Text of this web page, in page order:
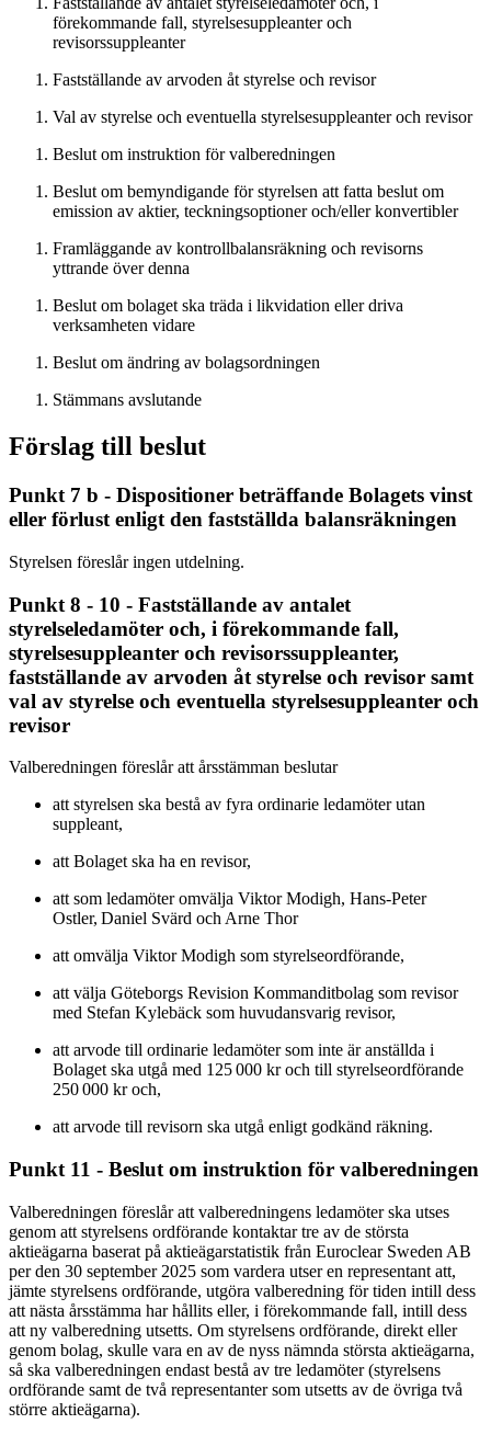
förekommande fall, styrelsesuppleanter och
revisorssuppleanter
Fastställande av arvoden åt styrelse och revisor
Val av styrelse och eventuella styrelsesuppleanter och revisor
Beslut om instruktion för valberedningen
Beslut om bemyndigande för styrelsen att fatta beslut om
emission av aktier, teckningsoptioner och/eller konvertibler
Framläggande av kontrollbalansräkning och revisorns
yttrande över denna
Beslut om bolaget ska träda i likvidation eller driva
verksamheten vidare
Beslut om ändring av bolagsordningen
Stämmans avslutande
Förslag till beslut
Punkt 7 b - Dispositioner beträffande Bolagets vinst
eller förlust enligt den fastställda balansräkningen
Styrelsen föreslår ingen utdelning.
Punkt 8 - 10 - Fastställande av antalet
styrelseledamöter och, i förekommande fall,
styrelsesuppleanter och revisorssuppleanter,
fastställande av arvoden åt styrelse och revisor samt
val av styrelse och eventuella styrelsesuppleanter och
revisor
Valberedningen föreslår att årsstämman beslutar
att styrelsen ska bestå av fyra ordinarie ledamöter utan
suppleant,
att Bolaget ska ha en revisor,
att som ledamöter omvälja Viktor Modigh, Hans-Peter
Ostler, Daniel Svärd och Arne Thor
att omvälja Viktor Modigh som styrelseordförande,
att välja Göteborgs Revision Kommanditbolag som revisor
med Stefan Kylebäck som huvudansvarig revisor,
att arvode till ordinarie ledamöter som inte är anställda i
Bolaget ska utgå med 125 000 kr och till styrelseordförande
250 000 kr och,
att arvode till revisorn ska utgå enligt godkänd räkning.
Punkt 11 - Beslut om instruktion för valberedningen
Valberedningen föreslår att valberedningens ledamöter ska utses
genom att styrelsens ordförande kontaktar tre av de största
aktieägarna baserat på aktieägarstatistik från Euroclear Sweden AB
per den 30 september 2025 som vardera utser en representant att,
jämte styrelsens ordförande, utgöra valberedning för tiden intill dess
att nästa årsstämma har hållits eller, i förekommande fall, intill dess
att ny valberedning utsetts. Om styrelsens ordförande, direkt eller
genom bolag, skulle vara en av de nyss nämnda största aktieägarna,
så ska valberedningen endast bestå av tre ledamöter (styrelsens
ordförande samt de två representanter som utsetts av de övriga två
större aktieägarna).